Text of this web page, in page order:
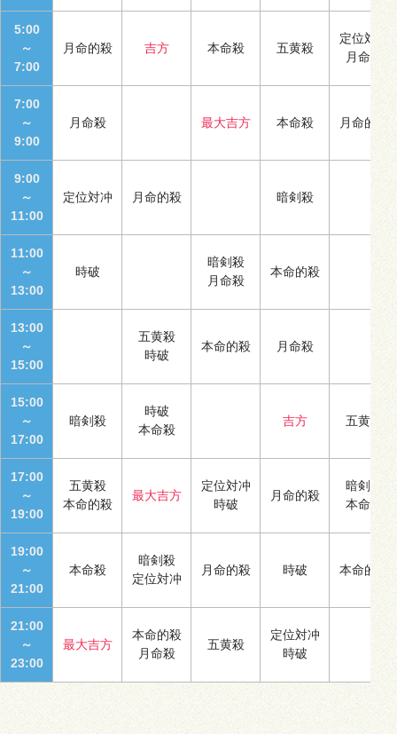
5:00
～
7:00
月命的殺 吉方 本命殺 五黄殺
定位対冲
月命殺
7:00
～
9:00
月命殺 最大吉方 本命殺 月命的殺
9:00
～
11:00
定位対冲 月命的殺 暗剣殺
11:00
～
13:00
時破
暗剣殺
月命殺
本命的殺
13:00
～
15:00
五黄殺
時破
本命的殺 月命殺
15:00
～
17:00
暗剣殺
時破
本命殺
吉方 五黄殺
17:00
～
19:00
五黄殺
本命的殺
最大吉方
定位対冲
時破
月命的殺
暗剣殺
本命殺
19:00
～
21:00
本命殺
暗剣殺
定位対冲
月命的殺 時破 本命的殺
21:00
～
23:00
最大吉方
本命的殺
月命殺
五黄殺
定位対冲
時破